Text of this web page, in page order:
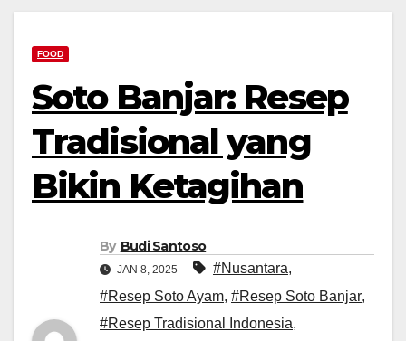
FOOD
Soto Banjar: Resep
Tradisional yang
Bikin Ketagihan
By Budi Santoso
JAN 8, 2025 #Nusantara,
#Resep Soto Ayam, #Resep Soto Banjar,
#Resep Tradisional Indonesia,